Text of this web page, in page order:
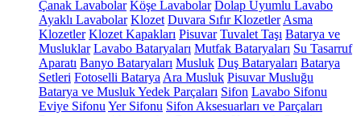
Çanak Lavabolar Köşe Lavabolar Dolap Uyumlu Lavabo
Ayaklı Lavabolar Klozet Duvara Sıfır Klozetler Asma
Klozetler Klozet Kapakları Pisuvar Tuvalet Taşı Batarya ve
Musluklar Lavabo Bataryaları Mutfak Bataryaları Su Tasarruf
Aparatı Banyo Bataryaları Musluk Duş Bataryaları Batarya
Setleri Fotoselli Batarya Ara Musluk Pisuvar Musluğu
Batarya ve Musluk Yedek Parçaları Sifon Lavabo Sifonu
Eviye Sifonu Yer Sifonu Sifon Aksesuarları ve Parçaları